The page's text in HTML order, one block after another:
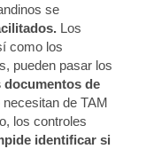
se
Los
como los
pueden pasar los
documentos de
de TAM
los controles
identificar si